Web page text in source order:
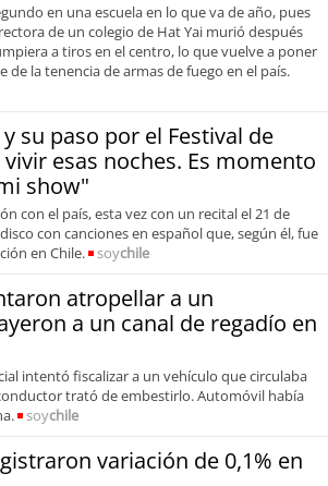
en una escuela en lo que va de año, pues
de un colegio de Hat Yai murió después
a tiros en el centro, lo que vuelve a poner
de la tenencia de armas de fuego en el país.
su paso por el Festival de
esas noches. Es momento
show"
con el país, esta vez con un recital el 21 de
con canciones en español que, según él, fue
en Chile.
soychile
atropellar a un
a un canal de regadío en
intentó fiscalizar a un vehículo que circulaba
trató de embestirlo. Automóvil había
soychile
variación de 0,1% en